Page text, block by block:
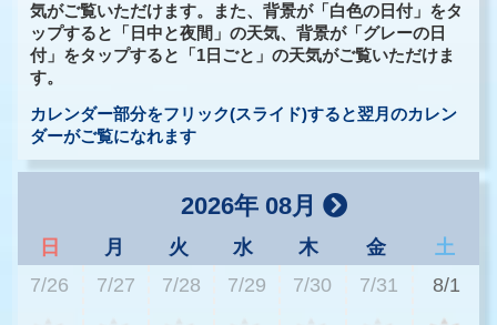
気がご覧いただけます。また、背景が「白色の日付」をタ
ップすると「日中と夜間」の天気、背景が「グレーの日
付」をタップすると「1日ごと」の天気がご覧いただけま
す。
カレンダー部分をフリック(スライド)すると翌月のカレン
ダーがご覧になれます
2026年 08月
日 月 火 水 木 金
土
7/26
7/27 7/28 7/29 7/30 7/31 8/1